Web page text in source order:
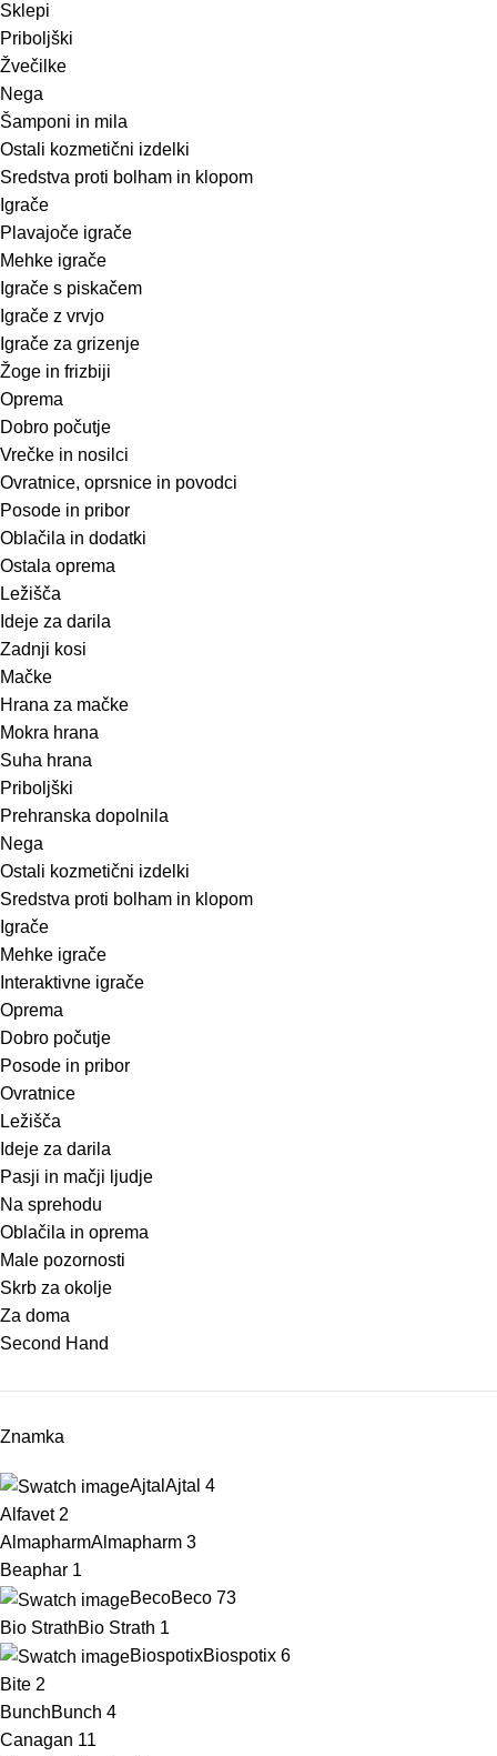
Sklepi
Priboljški
Žvečilke
Nega
Šamponi in mila
Ostali kozmetični izdelki
Sredstva proti bolham in klopom
Igrače
Plavajoče igrače
Mehke igrače
Igrače s piskačem
Igrače z vrvjo
Igrače za grizenje
Žoge in frizbiji
Oprema
Dobro počutje
Vrečke in nosilci
Ovratnice, oprsnice in povodci
Posode in pribor
Oblačila in dodatki
Ostala oprema
Ležišča
Ideje za darila
Zadnji kosi
Mačke
Hrana za mačke
Mokra hrana
Suha hrana
Priboljški
Prehranska dopolnila
Nega
Ostali kozmetični izdelki
Sredstva proti bolham in klopom
Igrače
Mehke igrače
Interaktivne igrače
Oprema
Dobro počutje
Posode in pribor
Ovratnice
Ležišča
Ideje za darila
Pasji in mačji ljudje
Na sprehodu
Oblačila in oprema
Male pozornosti
Skrb za okolje
Za doma
Second Hand
Znamka
Ajtal Ajtal 4
Alfavet 2
AlmapharmAlmapharm 3
Beaphar 1
BecoBeco 73
Bio StrathBio Strath 1
BiospotixBiospotix 6
Bite 2
BunchBunch 4
Canagan 11